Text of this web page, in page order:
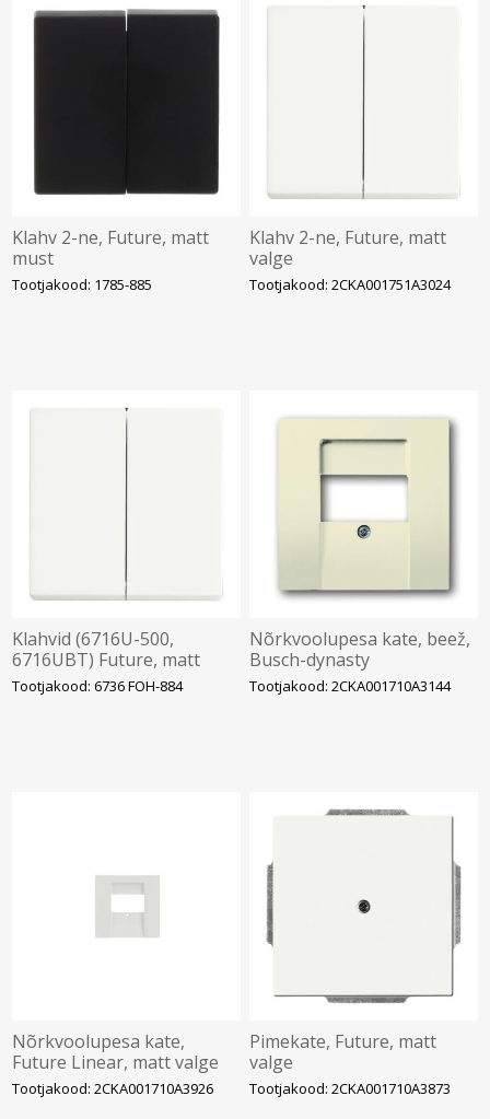
Klahv 2-ne, Future, matt
must
Tootjakood: 1785-885
Klahv 2-ne, Future, matt
valge
Tootjakood: 2CKA001751A3024
Klahvid (6716U-500,
6716UBT) Future, matt
valge
Tootjakood: 6736 FOH-884
Nõrkvoolupesa kate, beež,
Busch-dynasty
Tootjakood: 2CKA001710A3144
Nõrkvoolupesa kate,
Future Linear, matt valge
Tootjakood: 2CKA001710A3926
Pimekate, Future, matt
valge
Tootjakood: 2CKA001710A3873